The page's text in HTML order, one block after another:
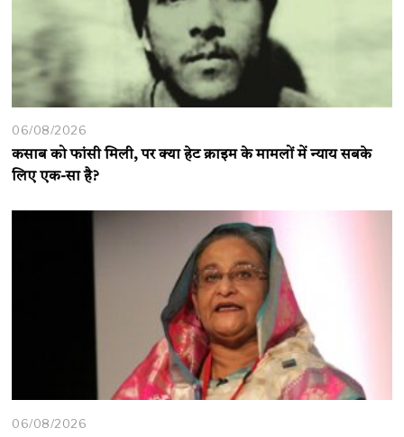
06/08/2026
कसाब को फांसी मिली, पर क्या हेट क्राइम के मामलों में न्याय सबके
लिए एक-सा है?
06/08/2026